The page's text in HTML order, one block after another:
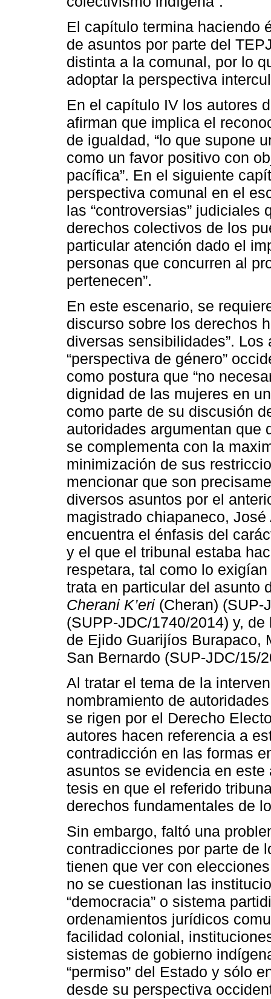
El capítulo termina haciendo
de asuntos por parte del
distinta a la comunal, por lo
adoptar la perspectiva
En el capítulo IV los autores
afirman que implica el
de igualdad, “lo que supone
como un favor positivo con
pacífica”. En el siguiente
perspectiva comunal en el
las “controversias” judiciales
derechos colectivos de los
particular atención dado el
personas que concurren al
pertenecen”.
En este escenario, se
discurso sobre los derechos
diversas sensibilidades”.
“perspectiva de género”
como postura que “no
dignidad de las mujeres en
como parte de su discusión
autoridades argumentan que
se complementa con la
minimización de sus
mencionar que son
diversos asuntos por el
magistrado chiapaneco,
encuentra el énfasis del
y el que el tribunal estaba
respetara, tal como lo
trata en particular del asunto
Cherani K’eri (Cheran) (SUP-
(SUPP-JDC/1740/2014) y,
de Ejido Guarijíos Burapaco,
San Bernardo (SUP-JDC/15/
Al tratar el tema de la
nombramiento de
se rigen por el Derecho
autores hacen referencia a
contradicción en las formas
asuntos se evidencia en
tesis en que el referido
derechos fundamentales de
Sin embargo, faltó una
contradicciones por parte de
tienen que ver con
no se cuestionan las
“democracia” o sistema
ordenamientos jurídicos
facilidad colonial,
sistemas de gobierno
“permiso” del Estado y sólo
desde su perspectiva